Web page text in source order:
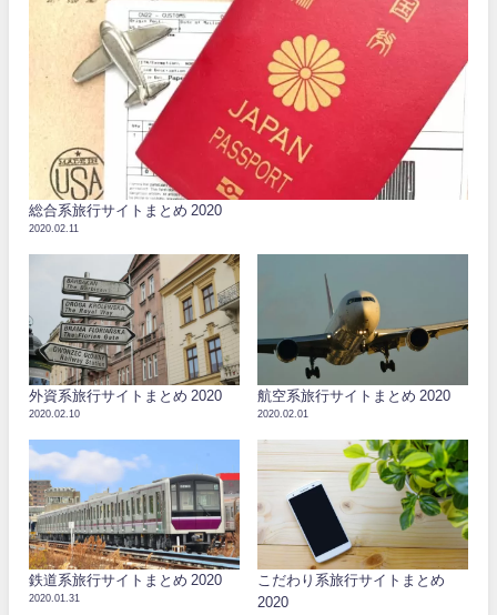
総合系旅行サイトまとめ 2020
2020.02.11
外資系旅行サイトまとめ 2020
2020.02.10
航空系旅行サイトまとめ 2020
2020.02.01
鉄道系旅行サイトまとめ 2020
2020.01.31
こだわり系旅行サイトまとめ
2020